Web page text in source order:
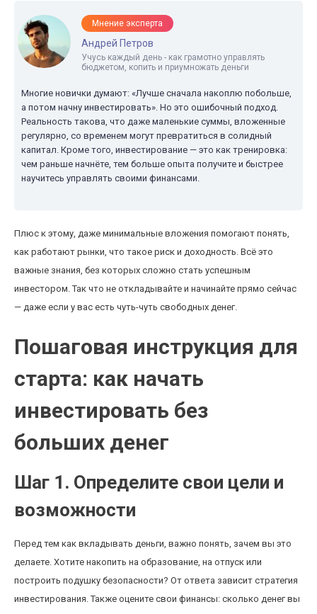
Мнение эксперта
Андрей Петров
Учусь каждый день - как грамотно управлять
бюджетом, копить и приумножать деньги
Многие новички думают: «Лучше сначала накоплю побольше,
а потом начну инвестировать». Но это ошибочный подход.
Реальность такова, что даже маленькие суммы, вложенные
регулярно, со временем могут превратиться в солидный
капитал. Кроме того, инвестирование — это как тренировка:
чем раньше начнёте, тем больше опыта получите и быстрее
научитесь управлять своими финансами.
Плюс к этому, даже минимальные вложения помогают понять,
как работают рынки, что такое риск и доходность. Всё это
важные знания, без которых сложно стать успешным
инвестором. Так что не откладывайте и начинайте прямо сейчас
— даже если у вас есть чуть-чуть свободных денег.
Пошаговая инструкция для
старта: как начать
инвестировать без
больших денег
Шаг 1. Определите свои цели и
возможности
Перед тем как вкладывать деньги, важно понять, зачем вы это
делаете. Хотите накопить на образование, на отпуск или
построить подушку безопасности? От ответа зависит стратегия
инвестирования. Также оцените свои финансы: сколько денег вы